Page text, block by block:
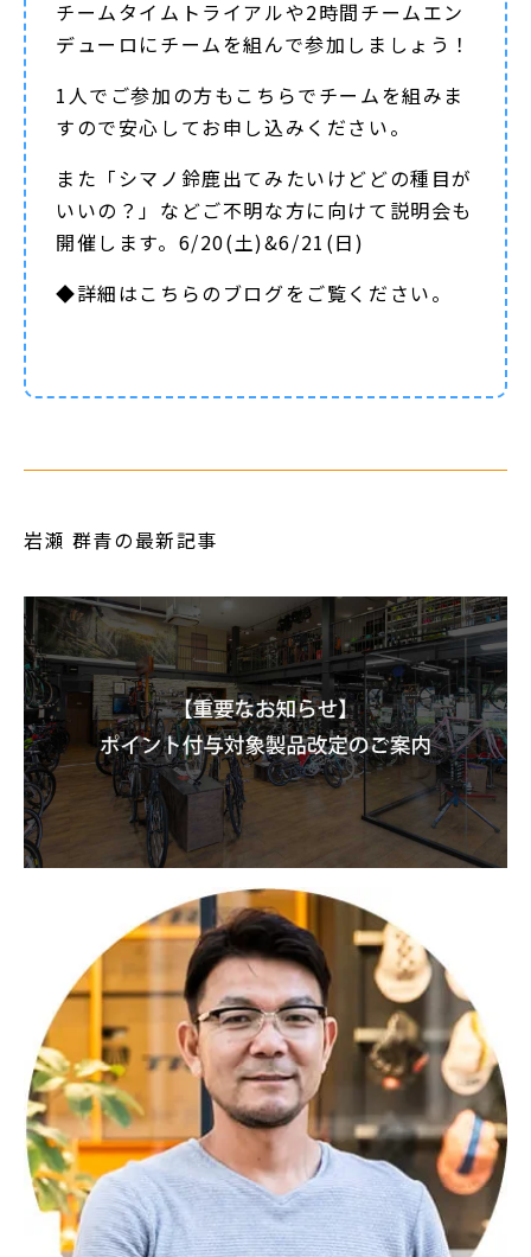
チームタイムトライアルや2時間チームエン
デューロにチームを組んで参加しましょう！
1人でご参加の方もこちらでチームを組みま
すので安心してお申し込みください。
また「シマノ鈴鹿出てみたいけどどの種目が
いいの？」などご不明な方に向けて説明会も
開催します。6/20(土)&6/21(日)
◆詳細はこちらのブログをご覧ください。
岩瀬 群青の最新記事